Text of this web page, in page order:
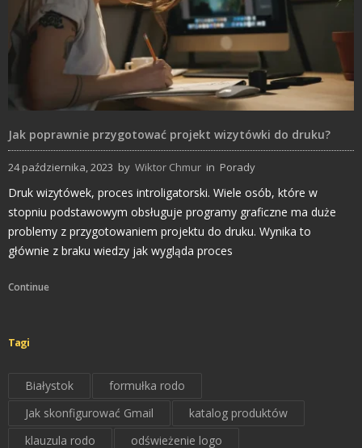
Jak poprawnie przygotować projekt wizytówki do druku?
24 października, 2023 by Wiktor Chmur in Porady
Druk wizytówek, proces introligatorski. Wiele osób, które w
stopniu podstawowym obsługuje programy graficzne ma duże
problemy z przygotowaniem projektu do druku. Wynika to
głównie z braku wiedzy jak wygląda proces
Continue
Tagi
Białystok
formułka rodo
Jak skonfigurować Gmail
katalog produktów
klauzula rodo
odświeżenie logo